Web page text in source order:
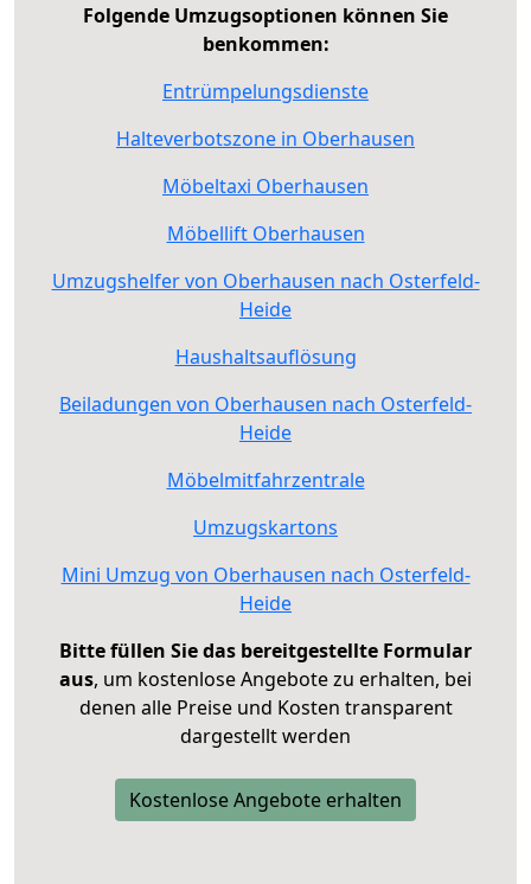
Folgende Umzugsoptionen können Sie
benkommen:
Entrümpelungsdienste
Halteverbotszone in Oberhausen
Möbeltaxi Oberhausen
Möbellift Oberhausen
Umzugshelfer von Oberhausen nach Osterfeld-
Heide
Haushaltsauflösung
Beiladungen von Oberhausen nach Osterfeld-
Heide
Möbelmitfahrzentrale
Umzugskartons
Mini Umzug von Oberhausen nach Osterfeld-
Heide
Bitte füllen Sie das bereitgestellte Formular
aus, um kostenlose Angebote zu erhalten, bei
denen alle Preise und Kosten transparent
dargestellt werden
Kostenlose Angebote erhalten